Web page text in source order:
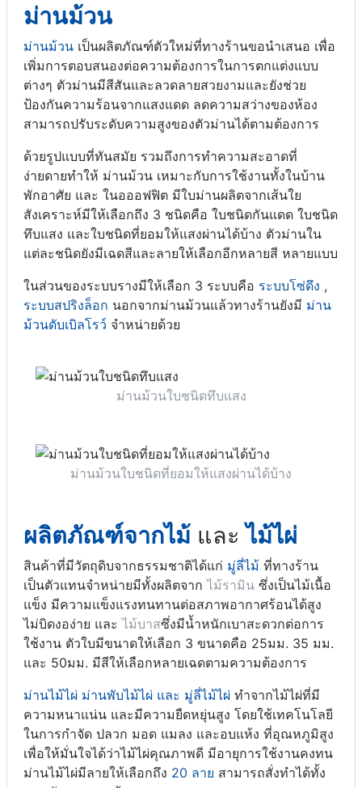
ม่านม้วน
ม่านม้วน เป็นผลิตภัณฑ์ตัวใหม่ที่ทางร้านขอนำเสนอ เพื่อ
เพิ่มการตอบสนองต่อความต้องการในการตกแต่งแบบ
ต่างๆ ตัวม่านมีสีสันและลวดลายสวยงามและยังช่วย
ป้องกันความร้อนจากแสงแดด ลดความสว่างของห้อง
สามารถปรับระดับความสูงของตัวม่านได้ตามต้องการ
ด้วยรูปแบบที่ทันสมัย รวมถึงการทำความสะอาดที่
ง่ายดายทำให้ ม่านม้วน เหมาะกับการใช้งานทั้งในบ้าน
พักอาศัย และ ในอออฟฟิต มีใบม่านผลิตจากเส้นใย
สังเคราะห์มีให้เลือกถึง 3 ชนิดคือ ใบชนิดกันแดด ใบชนิด
ทึบแสง และใบชนิดที่ยอมให้แสงผ่านได้บ้าง ตัวม่านใน
แต่ละชนิดยังมีเฉดสีและลายให้เลือกอีกหลายสี หลายแบบ
ในส่วนของระบบรางมีให้เลือก 3 ระบบคือ ระบบโซ่ดึง ,
ระบบสปริงล็อก นอกจากม่านม้วนแล้วทางร้านยังมี ม่าน
ม้วนดับเบิลโรว์ จำหน่ายด้วย
ม่านม้วนใบชนิดทึบแสง
ม่านม้วนใบชนิดที่ยอมให้แสงผ่านได้บ้าง
ผลิตภัณฑ์จากไม้ และไม้ไผ่
สินค้าที่มีวัตถุดิบจากธรรมชาติได้แก่ มู่ลี่ไม้ ที่ทางร้าน
เป็นตัวแทนจำหน่ายมีทั้งผลิตจากไม้รามิน ซึ่งเป็นไม้เนื้อ
แข็ง มีความแข็งแรงทนทานต่อสภาพอากาศร้อนได้สูง
ไม่บิดงอง่าย และไม้บาสซึ่งมีน้ำหนักเบาสะดวกต่อการ
ใช้งาน ตัวใบมีขนาดให้เลือก 3 ขนาดคือ 25มม. 35 มม.
และ 50มม. มีสีให้เลือกหลายเฉดตามความต้องการ
ม่านไม้ไผ่ ม่านพับไม้ไผ่ และ มู่ลี่ไม้ไผ่ ทำจากไม้ไผ่ที่มี
ความหนาแน่น และมีความยืดหยุ่นสูง โดยใช้เทคโนโลยี
ในการกำจัด ปลวก มอด แมลง และอบแห้ง ที่อุณหภูมิสูง
เพื่อให้มั่นใจได้ว่าไม้ไผ่คุณภาพดี มีอายุการใช้งานคงทน
ม่านไม้ไผ่มีลายให้เลือกถึง 20 ลาย สามารถสั่งทำได้ทั้ง